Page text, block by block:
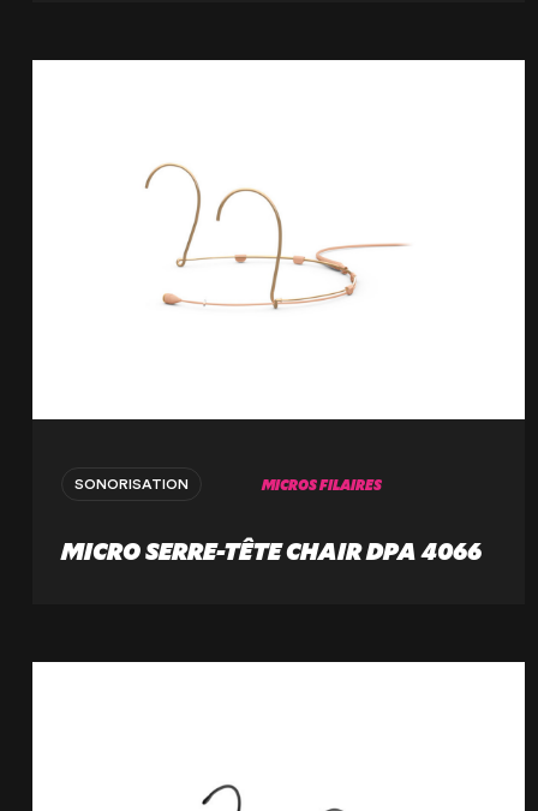
SONORISATION MICROS FILAIRES
MICRO SERRE-TÊTE CHAIR DPA 4066